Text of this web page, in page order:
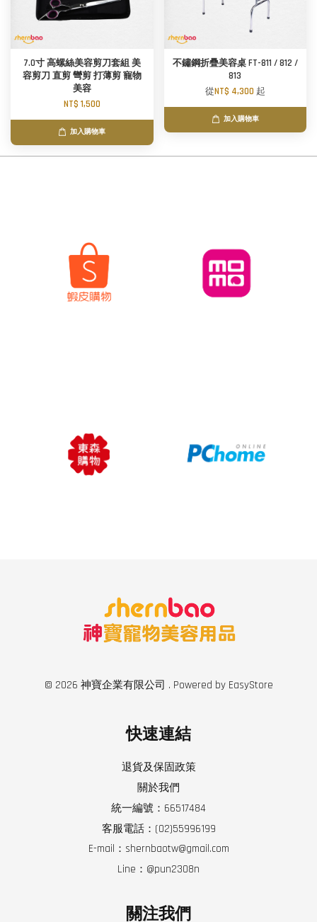
7.0寸 高螺絲美容剪刀套組 美
容剪刀 直剪 彎剪 打薄剪 寵物
美容
NT$ 1,500
加入購物車
不鏽鋼折疊美容桌 FT-811 / 812 /
813
從NT$ 4,300 起
加入購物車
© 2026 神寶企業有限公司 . Powered by EasyStore
快速連結
退貨及保固政策
關於我們
統一編號：66517484
客服電話：(02)55996199
E-mail：shernbaotw@gmail.com
Line：@pun2308n
關注我們